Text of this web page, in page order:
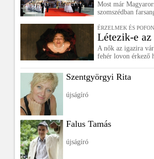
Most már
szomszédban
ÉRZELMEK ÉS
Létezik-e
A nők az igazira
fehér lovon érkező
Szentgyörgyi Rita
újságíró
Falus Tamás
újságíró